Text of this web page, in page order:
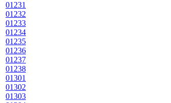
01231
01232
01233
01234
01235
01236
01237
01238
01301
01302
01303